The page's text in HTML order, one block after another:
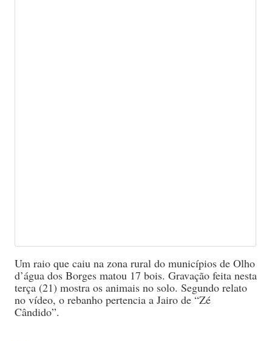
Um raio que caiu na zona rural do municípios de Olho
d’água dos Borges matou 17 bois. Gravação feita nesta
terça (21) mostra os animais no solo. Segundo relato
no vídeo, o rebanho pertencia a Jairo de “Zé
Cândido”.